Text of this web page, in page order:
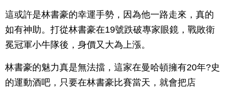
這或許是林書豪的幸運手勢，因為他一路走來，真的
如有神助。打從林書豪在19號跌破專家眼鏡，戰敗衛
冕冠軍小牛隊後，身價又大為上漲。
林書豪的魅力真是無法擋，這家在曼哈頓擁有20年?史
的運動酒吧，只要在林書豪比賽當天，就會把店